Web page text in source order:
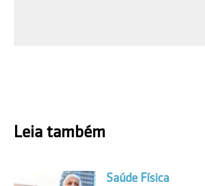
Leia também
Saúde Física